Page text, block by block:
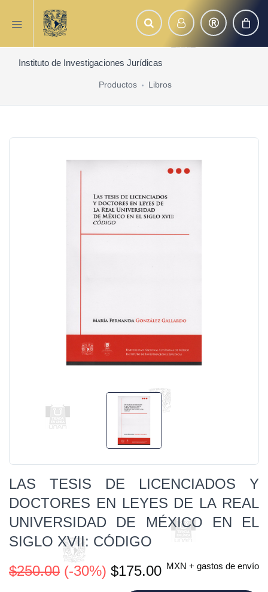
Instituto de Investigaciones Jurídicas
Productos Libros
LAS TESIS DE LICENCIADOS Y
DOCTORES EN LEYES DE LA REAL
UNIVERSIDAD DE MÉXICO EN EL
SIGLO XVII: CÓDIGO
$250.00 (-30%) $175.00 MXN + gastos de envío